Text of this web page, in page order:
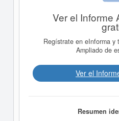
Ver el Informe
Regístrate en eInforma y
Ampliado de
Ver el
Resumen